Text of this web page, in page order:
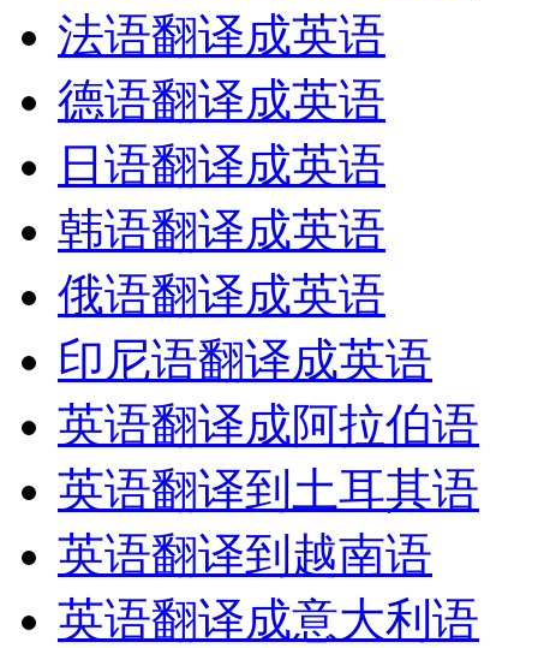
法语翻译成英语
德语翻译成英语
日语翻译成英语
韩语翻译成英语
俄语翻译成英语
印尼语翻译成英语
英语翻译成阿拉伯语
英语翻译到土耳其语
英语翻译到越南语
英语翻译成意大利语